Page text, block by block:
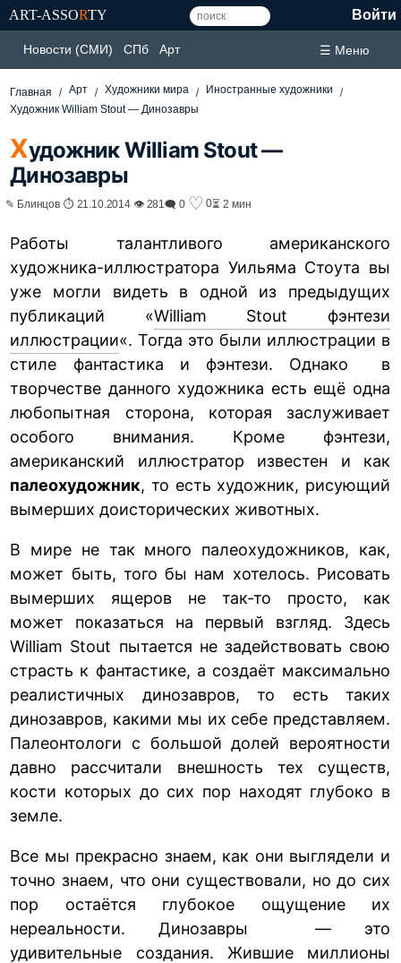
ART-ASSORTY Войти
Новости (СМИ) СПб Арт ☰ Меню
Главная Арт Художники мира
Иностранные художники
Художник William Stout — Динозавры
Художник William Stout —
Динозавры
✎ Блинцов ⏱ 21.10.2014 👁 281🗨 0 ♡ 0⏳ 2 мин
Работы талантливого американского
художника-иллюстратора Уильяма Стоута вы
уже могли видеть в одной из предыдущих
публикаций «William Stout фэнтези
иллюстрации«. Тогда это были иллюстрации в
стиле фантастика и фэнтези. Однако в
творчестве данного художника есть ещё одна
любопытная сторона, которая заслуживает
особого внимания. Кроме фэнтези,
американский иллюстратор известен и как
палеохудожник, то есть художник, рисующий
вымерших доисторических животных.
В мире не так много палеохудожников, как,
может быть, того бы нам хотелось. Рисовать
вымерших ящеров не так-то просто, как
может показаться на первый взгляд. Здесь
William Stout пытается не задействовать свою
страсть к фантастике, а создаёт максимально
реалистичных динозавров, то есть таких
динозавров, какими мы их себе представляем.
Палеонтологи с большой долей вероятности
давно рассчитали внешность тех существ,
кости которых до сих пор находят глубоко в
земле.
Все мы прекрасно знаем, как они выглядели и
точно знаем, что они существовали, но до сих
пор остаётся глубокое ощущение их
нереальности. Динозавры — это
удивительные создания. Жившие миллионы